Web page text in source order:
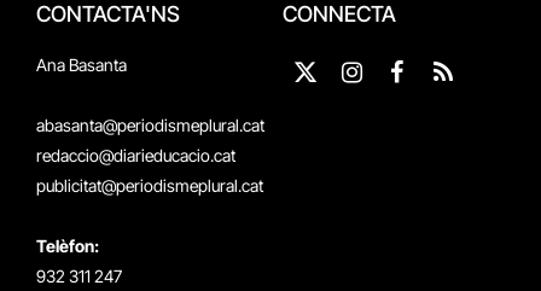
CONTACTA'NS
Ana Basanta
abasanta@periodismeplural.cat
redaccio@diarieducacio.cat
publicitat@periodismeplural.cat
Telèfon:
932 311 247
CONNECTA
X
Instagram
Facebook
RSS